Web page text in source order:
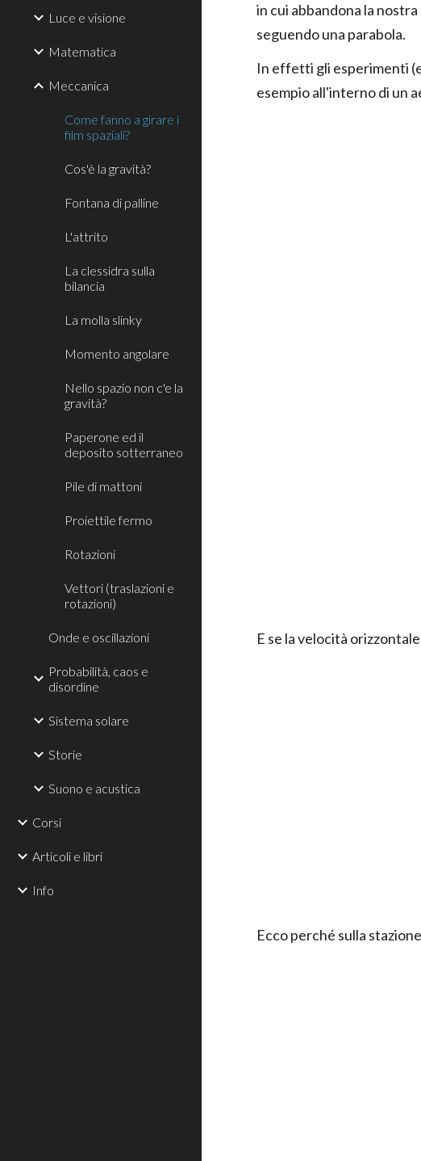
Luce e visione
Matematica
Meccanica
Come fanno a girare i
film spaziali?
Cos'è la gravità?
Fontana di palline
L'attrito
La clessidra sulla
bilancia
La molla slinky
Momento angolare
Nello spazio non c'e la
gravità?
Paperone ed il
deposito sotterraneo
Pile di mattoni
Proiettile fermo
Rotazioni
Vettori (traslazioni e
rotazioni)
Onde e oscillazioni
Probabilità, caos e
disordine
Sistema solare
Storie
Suono e acustica
Corsi
Articoli e libri
Info
in cui abbandona la
seguendo una parabola.
In effetti gli esperimenti
esempio all'interno di un
E se la velocità
Ecco perché sulla